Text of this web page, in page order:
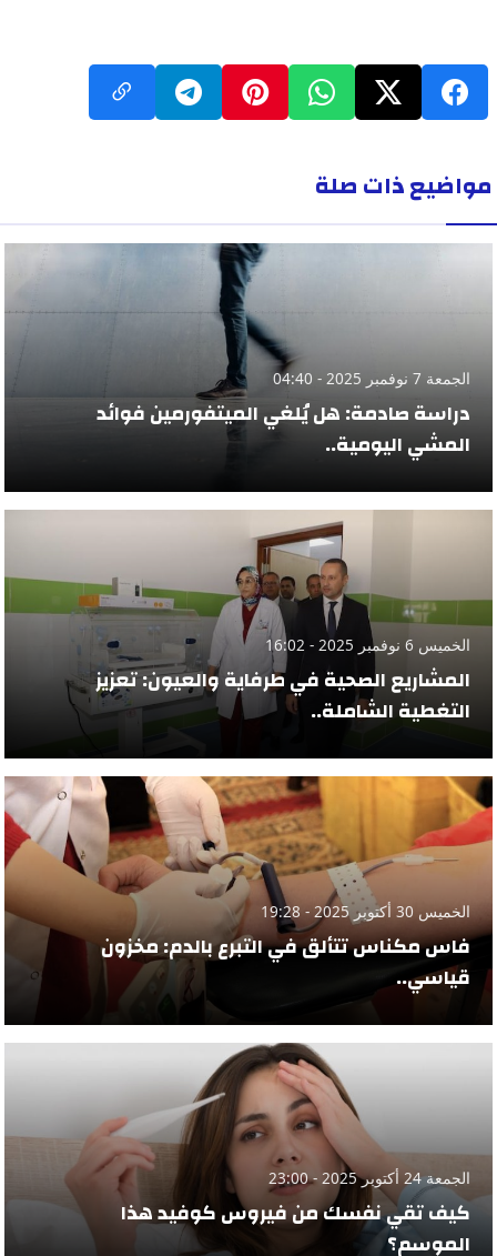
مواضيع ذات صلة
الجمعة 7 نوفمبر 2025 - 04:40
دراسة صادمة: هل يُلغي الميتفورمين فوائد
المشي اليومية..
الخميس 6 نوفمبر 2025 - 16:02
المشاريع الصحية في طرفاية والعيون: تعزيز
التغطية الشاملة..
الخميس 30 أكتوبر 2025 - 19:28
فاس مكناس تتألق في التبرع بالدم: مخزون
قياسي..
الجمعة 24 أكتوبر 2025 - 23:00
كيف تقي نفسك من فيروس كوفيد هذا
الموسم؟